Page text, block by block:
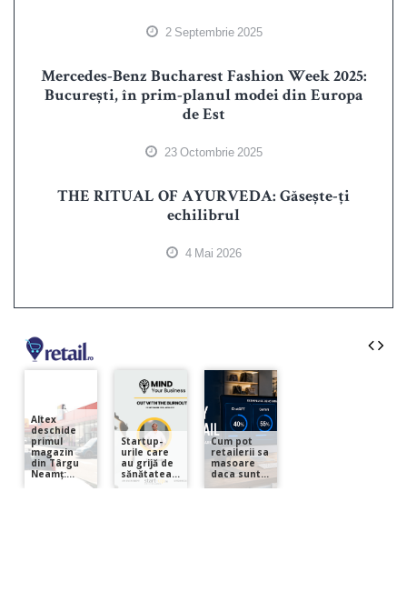
2 Septembrie 2025
Mercedes-Benz Bucharest Fashion Week 2025:
București, în prim-planul modei din Europa
de Est
23 Octombrie 2025
THE RITUAL OF AYURVEDA: Găsește-ți
echilibrul
4 Mai 2026